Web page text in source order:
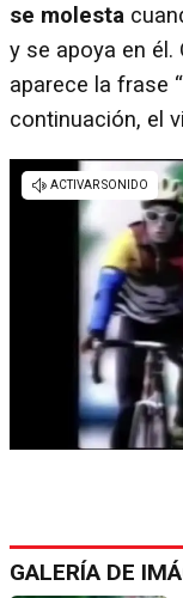
se molesta
y se apoya en él.
aparece la frase
continuación, el
GALERÍA DE